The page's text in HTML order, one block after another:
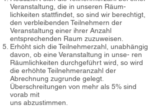
Veranstaltung, die in unseren Räum-
lichkeiten stattfindet, so sind wir berechtigt,
den verbleibenden Teilnehmern der
Veranstaltung einer ihrer Anzahl
entsprechenden Raum zuzuweisen.
Erhöht sich die Teilnehmerzahl, unabhängig
davon, ob eine Veranstaltung in unse- ren
Räumlichkeiten durchgeführt wird, so wird
die erhöhte Teilnehmeranzahl der
Abrechnung zugrunde gelegt.
Überschreitungen von mehr als 5% sind
vorab mit
uns abzustimmen.